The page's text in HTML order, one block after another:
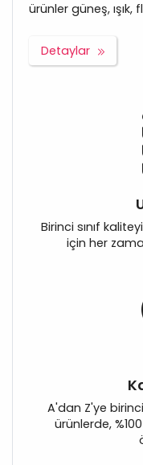
ürünler güneş,
Detaylar
Birinci sınıf
için her
A'dan Z'ye birinci
ürünlerde,